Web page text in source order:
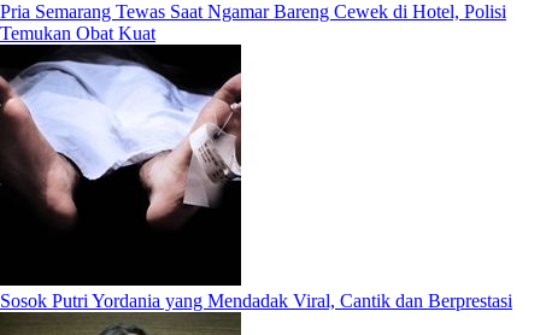
Pria Semarang Tewas Saat Ngamar Bareng Cewek di Hotel, Polisi
Temukan Obat Kuat
Sosok Putri Yordania yang Mendadak Viral, Cantik dan Berprestasi